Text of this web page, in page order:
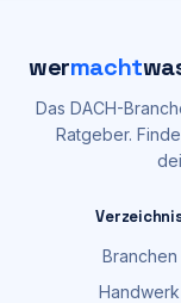
wermacht
Das DACH-
Ratgeber.
Branchen
Handwerk